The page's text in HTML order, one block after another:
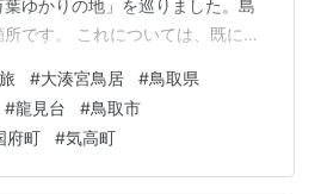
ゆかりの地」を巡りました。島
です。 これについては、既に
ち寄った所や、掲載していない
現在、その場所をアップしてい
感じシャッターを押したのだろ
おきたいという心境からです。
#大湊宮鳥居 #鳥取県
#龍見台 #鳥取市
府町 #気高町